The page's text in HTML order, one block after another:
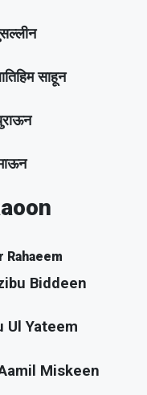
साहून
Rahaeem
Biddeen
Ul Yateem
Miskeen